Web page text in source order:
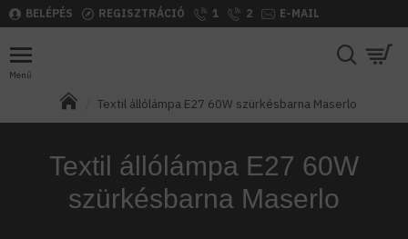
BELÉPÉS REGISZTRÁCIÓ 1 2 E-MAIL
Textil állólámpa E27 60W szürkésbarna Maserlo
Textil állólámpa E27 60W
szürkésbarna Maserlo